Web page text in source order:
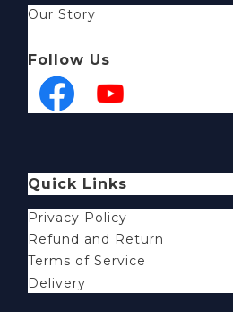
Our Story
Follow Us
Quick Links
Privacy Policy
Refund and Return
Terms of Service
Delivery